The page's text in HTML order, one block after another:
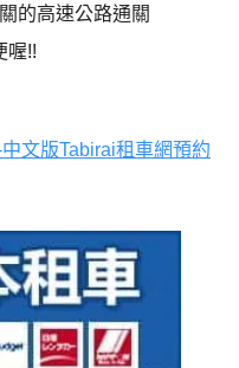
的高速公路通關
喔!!
文版Tabirai租車網預約